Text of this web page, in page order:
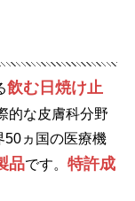
飲む日焼け止
的な皮膚科分野
50ヵ国の医療機
品です。 特許成